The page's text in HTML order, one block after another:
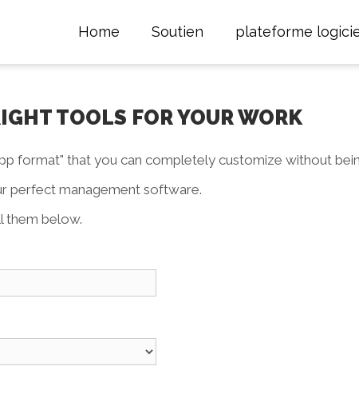
Home Soutien plateforme
TOOLS FOR YOUR WORK
format" that you can completely customize without
perfect management software.
them below.